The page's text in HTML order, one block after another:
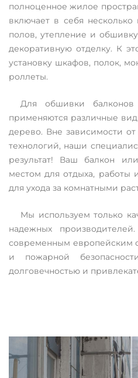
полноценное жилое
включает в себя несколько
полов, утепление и
декоративную отделку. К
установку шкафов, полок,
роллеты.
Для обшивки
применяются различные
дерево. Вне зависимости
технологий, наши
результат! Ваш балкон
местом для отдыха, работы
для ухода за комнатными
Мы используем только
надежных
современным европейским
и пожарной
долговечностью и